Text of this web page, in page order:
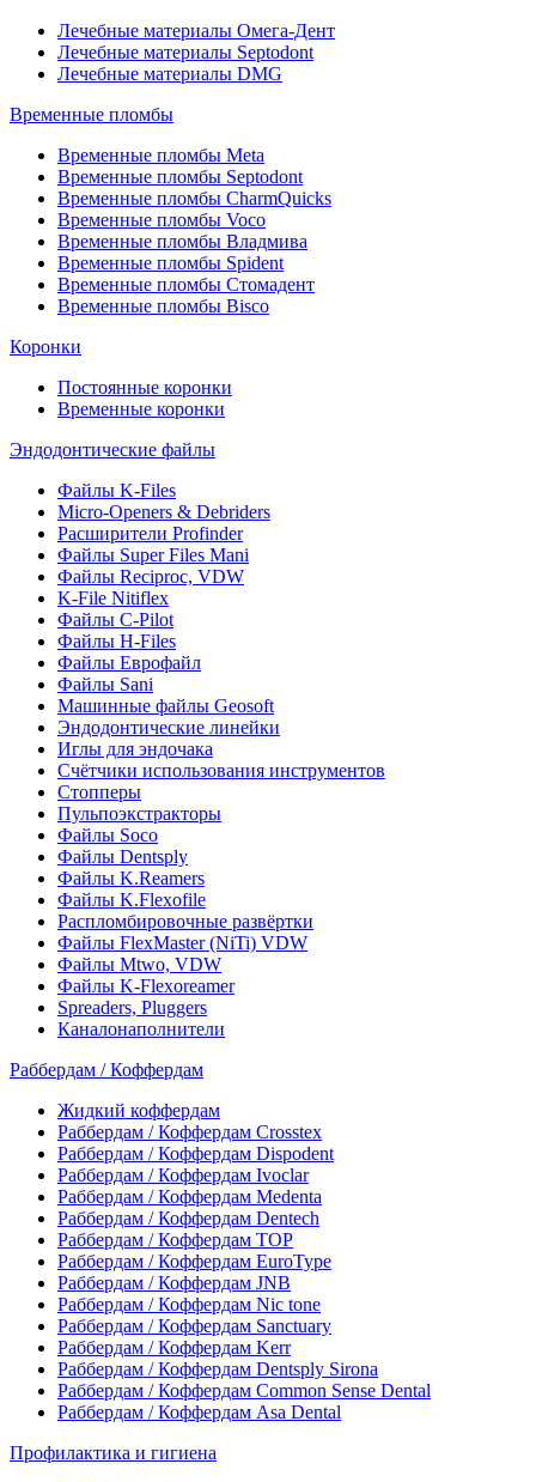
Лечебные материалы Омега-Дент
Лечебные материалы Septodont
Лечебные материалы DMG
Временные пломбы
Временные пломбы Meta
Временные пломбы Septodont
Временные пломбы CharmQuicks
Временные пломбы Voco
Временные пломбы Владмива
Временные пломбы Spident
Временные пломбы Стомадент
Временные пломбы Bisco
Коронки
Постоянные коронки
Временные коронки
Эндодонтические файлы
Файлы K-Files
Micro-Openers & Debriders
Расширители Profinder
Файлы Super Files Mani
Файлы Reciproc, VDW
K-File Nitiflex
Файлы C-Pilot
Файлы H-Files
Файлы Еврофайл
Файлы Sani
Машинные файлы Geosoft
Эндодонтические линейки
Иглы для эндочака
Счётчики использования инструментов
Стопперы
Пульпоэкстракторы
Файлы Soco
Файлы Dentsply
Файлы K.Reamers
Файлы K.Flexofile
Распломбировочные развёртки
Файлы FlexMaster (NiTi) VDW
Файлы Mtwo, VDW
Файлы K-Flexoreamer
Spreaders, Pluggers
Каналонаполнители
Раббердам / Коффердам
Жидкий коффердам
Раббердам / Коффердам Crosstex
Раббердам / Коффердам Dispodent
Раббердам / Коффердам Ivoclar
Раббердам / Коффердам Medenta
Раббердам / Коффердам Dentech
Раббердам / Коффердам ТОР
Раббердам / Коффердам EuroType
Раббердам / Коффердам JNB
Раббердам / Коффердам Nic tone
Раббердам / Коффердам Sanctuary
Раббердам / Коффердам Kerr
Раббердам / Коффердам Dentsply Sirona
Раббердам / Коффердам Common Sense Dental
Раббердам / Коффердам Asa Dental
Профилактика и гигиена